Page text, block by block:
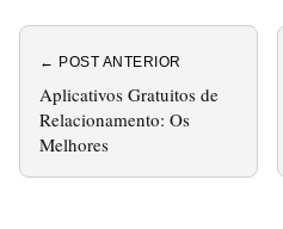
← POST ANTERIOR
Aplicativos Gratuitos de
Relacionamento: Os
Melhores